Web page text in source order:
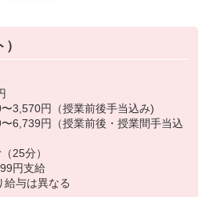
れる
るお仕事です。
除内勤務の方も多数！）
心の「フリーステップ」で！
朝から勤務可能！
たえも違います。
ので、交流も深まり、
す。
になれますよ。
ながら、
かって
動
3,570円（授業前後手当込み)
6,739円（授業前後・授業間手当込
25分）
円支給
与は異なる